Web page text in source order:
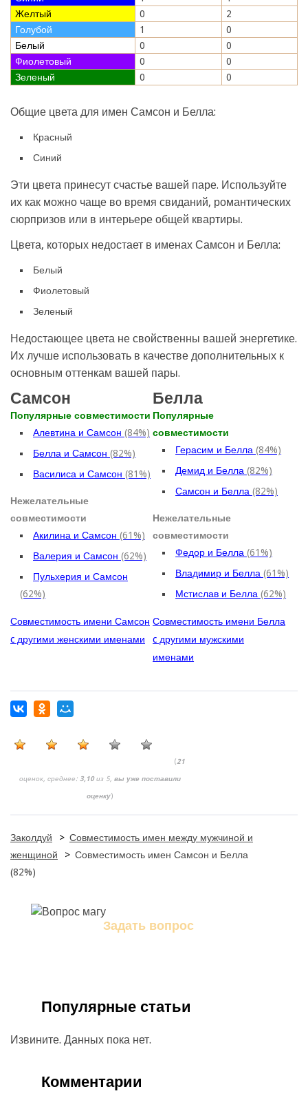
Желтый
0
2
Голубой
1
0
Белый
0
0
Фиолетовый
0
0
Зеленый
0 0
Общие цвета для имен Самсон и Белла:
Красный
Синий
Эти цвета принесут счастье вашей паре. Используйте
их как можно чаще во время свиданий, романтических
сюрпризов или в интерьере общей квартиры.
Цвета, которых недостает в именах Самсон и Белла:
Белый
Фиолетовый
Зеленый
Недостающее цвета не свойственны вашей энергетике.
Их лучше использовать в качестве дополнительных к
основным оттенкам вашей пары.
Самсон
Популярные совместимости
Алевтина и Самсон (84%)
Белла и Самсон (82%)
Василиса и Самсон (81%)
Нежелательные
совместимости
Акилина и Самсон (61%)
Валерия и Самсон (62%)
Пульхерия и Самсон
(62%)
Совместимость имени Самсон
c другими женскими именами
Белла
Популярные
совместимости
Герасим и Белла(84%)
Демид и Белла(82%)
Самсон и Белла(82%)
Нежелательные
совместимости
Федор и Белла(61%)
Владимир и Белла(61%)
Мстислав и Белла(62%)
Совместимость имени Белла
c другими мужскими
именами
(21
оценок, среднее: 3,10из 5, вы уже поставили
оценку)
Заколдуй > Совместимость имен между мужчиной и
женщиной
> Совместимость имен Самсон и Белла
(82%)
Задать вопрос
Популярные статьи
Извините. Данных пока нет.
Комментарии